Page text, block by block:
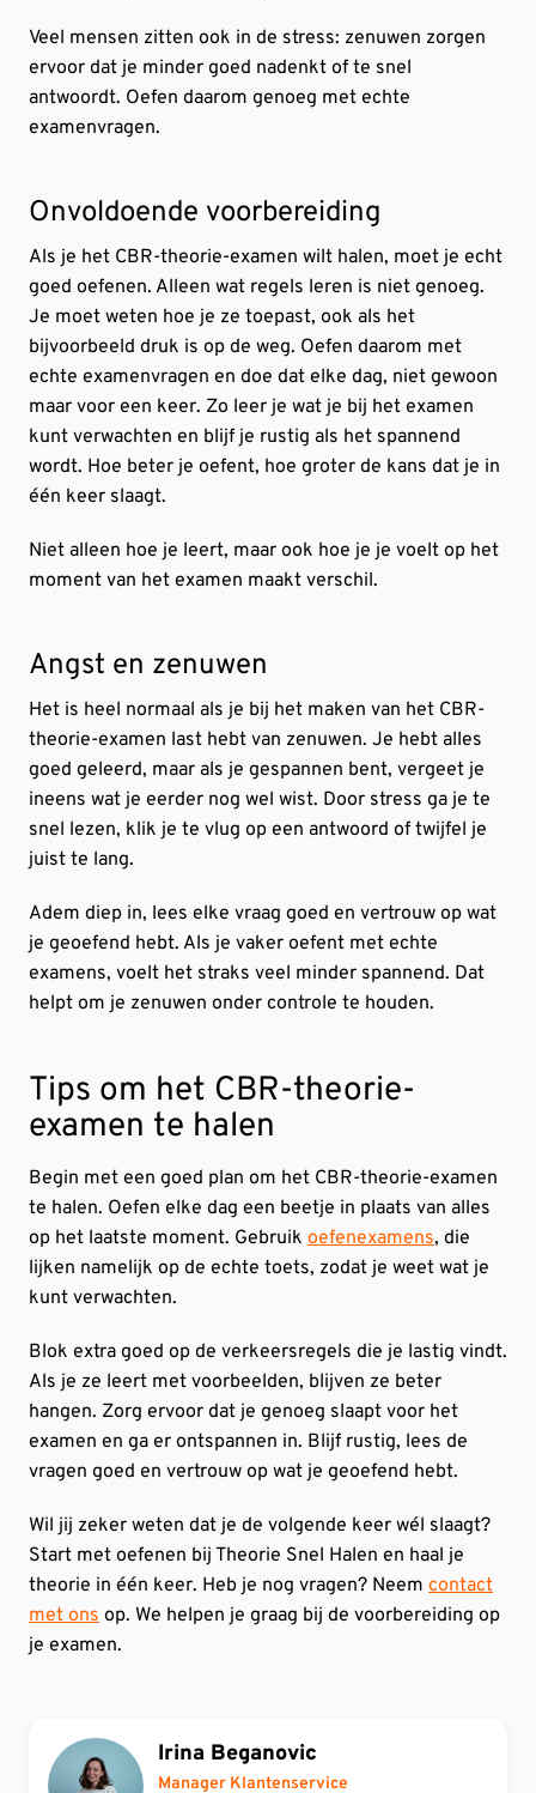
Veel mensen zitten ook in de stress: zenuwen zorgen
ervoor dat je minder goed nadenkt of te snel
antwoordt. Oefen daarom genoeg met echte
examenvragen.
Onvoldoende voorbereiding
Als je het CBR-theorie-examen wilt halen, moet je echt
goed oefenen. Alleen wat regels leren is niet genoeg.
Je moet weten hoe je ze toepast, ook als het
bijvoorbeeld druk is op de weg. Oefen daarom met
echte examenvragen en doe dat elke dag, niet gewoon
maar voor een keer. Zo leer je wat je bij het examen
kunt verwachten en blijf je rustig als het spannend
wordt. Hoe beter je oefent, hoe groter de kans dat je in
één keer slaagt.
Niet alleen hoe je leert, maar ook hoe je je voelt op het
moment van het examen maakt verschil.
Angst en zenuwen
Het is heel normaal als je bij het maken van het CBR-
theorie-examen last hebt van zenuwen. Je hebt alles
goed geleerd, maar als je gespannen bent, vergeet je
ineens wat je eerder nog wel wist. Door stress ga je te
snel lezen, klik je te vlug op een antwoord of twijfel je
juist te lang.
Adem diep in, lees elke vraag goed en vertrouw op wat
je geoefend hebt. Als je vaker oefent met echte
examens, voelt het straks veel minder spannend. Dat
helpt om je zenuwen onder controle te houden.
Tips om het CBR-theorie-
examen te halen
Begin met een goed plan om het CBR-theorie-examen
te halen. Oefen elke dag een beetje in plaats van alles
op het laatste moment. Gebruik oefenexamens, die
lijken namelijk op de echte toets, zodat je weet wat je
kunt verwachten.
Blok extra goed op de verkeersregels die je lastig vindt.
Als je ze leert met voorbeelden, blijven ze beter
hangen. Zorg ervoor dat je genoeg slaapt voor het
examen en ga er ontspannen in. Blijf rustig, lees de
vragen goed en vertrouw op wat je geoefend hebt.
Wil jij zeker weten dat je de volgende keer wél slaagt?
Start met oefenen bij Theorie Snel Halen en haal je
theorie in één keer. Heb je nog vragen? Neem contact
met ons op. We helpen je graag bij de voorbereiding op
je examen.
Irina Beganovic
Manager Klantenservice